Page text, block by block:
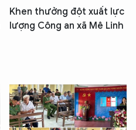
Khen thưởng đột xuất lực
lượng Công an xã Mê Linh